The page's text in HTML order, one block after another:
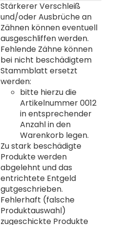
Stärkerer Verschleiß
und/oder Ausbrüche an
Zähnen können eventuell
ausgeschliffen werden.
Fehlende Zähne können
bei nicht beschädigtem
Stammblatt ersetzt
werden:
bitte hierzu die
Artikelnummer 0012
in entsprechender
Anzahl in den
Warenkorb legen.
Zu stark beschädigte
Produkte werden
abgelehnt und das
entrichtete Entgeld
gutgeschrieben.
Fehlerhaft (falsche
Produktauswahl)
zugeschickte Produkte